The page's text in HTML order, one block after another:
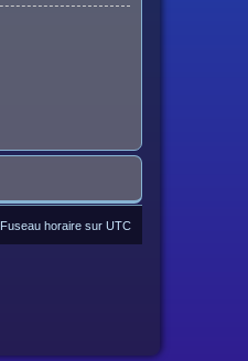
Fuseau horaire sur UTC